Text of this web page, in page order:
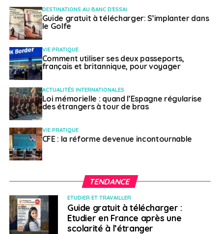
les 28 et 29 novembre 2023.
SUJETS ASSOCIÉS:
UNION EUROPÉENNE
A SUIVRE
«Le palais de mémoire» : dix artistes du prix
NE RATEZ PAS
Des stand-uppers parisiens à l’Alliance française
de Dubaï
DESTINATIONS AU BANC D'ESSAI
Guide gratuit à télécharger: S’implanter dans
le Golfe
VIE PRATIQUE
Comment utiliser ses deux passeports,
français et britannique, pour voyager
ACTUALITÉS INTERNATIONALES
Loi mémorielle : quand l’Espagne régularise
des étrangers à tour de bras
VIE PRATIQUE
CFE : la réforme devenue incontournable
TENDANCE
ETUDIER ET TRAVAILLER
Guide gratuit à télécharger :
Etudier en France après une
scolarité à l’étranger